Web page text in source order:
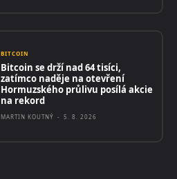
BITCOIN
Bitcoin se drží nad 64 tisíci,
zatímco naděje na otevření
Hormuzského průlivu posílá akcie
na rekord
MARTIN KOUTNÝ - 5. 8. 2026